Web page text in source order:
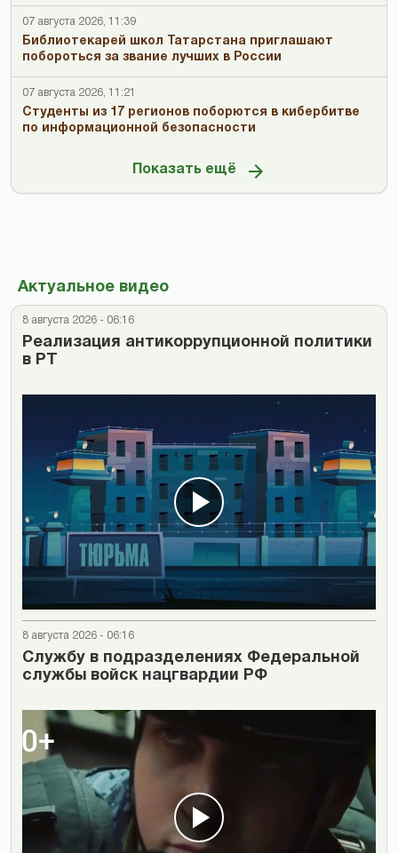
07 августа 2026, 11:39
Библиотекарей школ Татарстана приглашают
побороться за звание лучших в России
07 августа 2026, 11:21
Студенты из 17 регионов поборются в кибербитве
по информационной безопасности
Показать ещё
Актуальное видео
8 августа 2026 - 06:16
Реализация антикоррупционной политики
в РТ
8 августа 2026 - 06:16
Cлужбу в подразделениях Федеральной
службы войск нацгвардии РФ